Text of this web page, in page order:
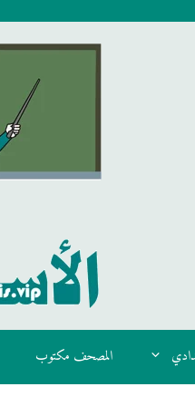
المصحف مكتوب